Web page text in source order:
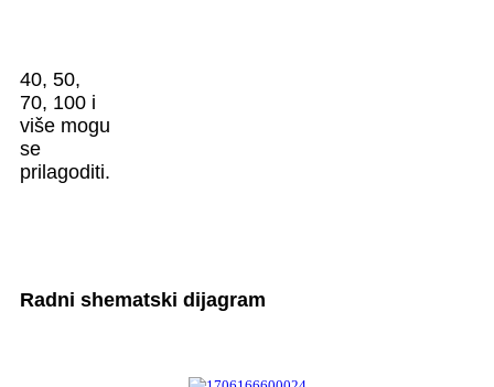
40, 50,
70, 100 i
više mogu
se
prilagoditi.
Radni shematski dijagram